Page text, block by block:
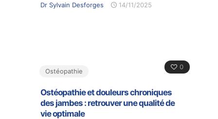
Dr Sylvain Desforges 14/11/2025
0
Ostéopathie
Ostéopathie et douleurs chroniques
des jambes : retrouver une qualité de
vie optimale